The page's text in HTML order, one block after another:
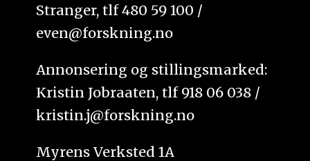
Stranger, tlf 480 59 100 /
even@forskning.no
Annonsering og stillingsmarked:
Kristin Jobraaten, tlf 918 06 038 /
kristin.j@forskning.no
Myrens Verksted 1A